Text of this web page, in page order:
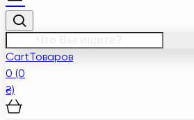
CartТоваров
0 (0
₴)